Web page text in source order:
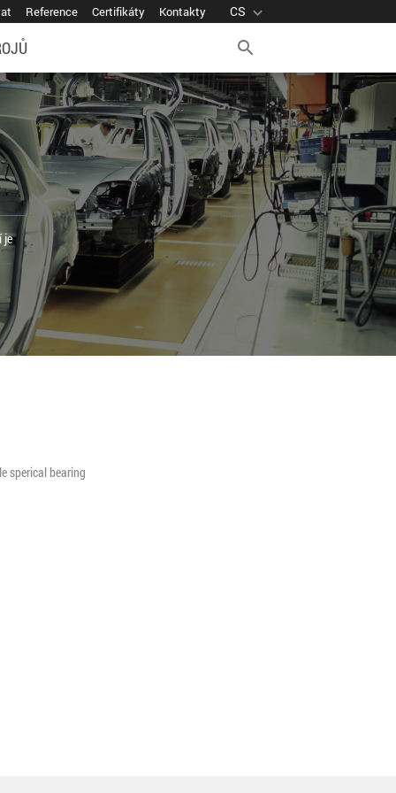
Reference Certifikáty Kontakty CS expand_more
search
je
sperical bearing